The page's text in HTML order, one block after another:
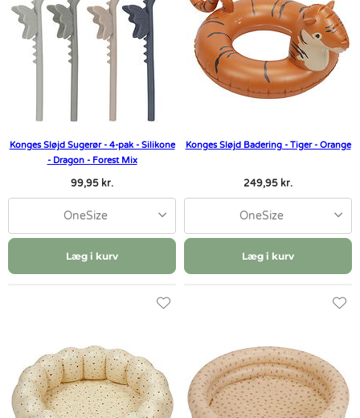
Konges Sløjd Sugerør - 4-pak - Silikone
- Dragon - Forest Mix
99,95 kr.
OneSize
Læg i kurv
Konges Sløjd Badering - Tiger - Orange
249,95 kr.
OneSize
Læg i kurv